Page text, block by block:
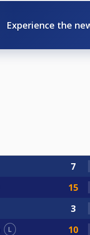
Experience the
L